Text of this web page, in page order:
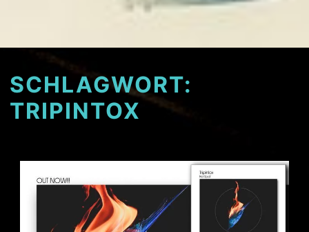
SCHLAGWORT:
TRIPINTOX